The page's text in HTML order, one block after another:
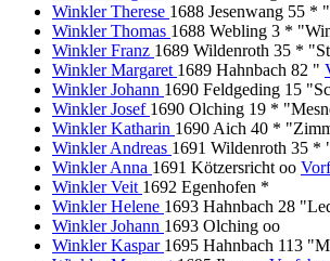
Winkler Therese 1688 Jesenwang 55 *
Winkler Thomas 1688 Webling 3 *
Winkler Franz 1689 Wildenroth 35 *
Winkler Margaret 1689 Hahnbach 82 "
Winkler Johann 1690 Feldgeding 15
Winkler Josef 1690 Olching 19 *
Winkler Katharin 1690 Aich 40 *
Winkler Andreas 1691 Wildenroth 35 *
Winkler Anna 1691 Kötzersricht oo
Winkler Veit 1692 Egenhofen *
Winkler Helene 1693 Hahnbach 28
Winkler Johann 1693 Olching oo
Winkler Kaspar 1695 Hahnbach 113